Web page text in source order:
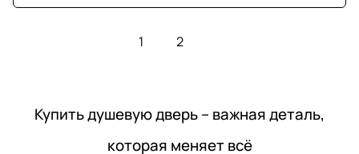
1 2
Купить душевую дверь – важная деталь,
которая меняет всё